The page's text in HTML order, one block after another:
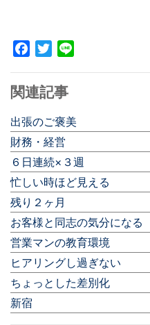
Facebook
Twitter
関連記事
出張のご褒美
財務・経営
６日連続×３週
忙しい時ほど見える
残り２ヶ月
お客様と同志の気分になる
営業マンの教育環境
ヒアリングし過ぎない
ちょっとした差別化
新宿